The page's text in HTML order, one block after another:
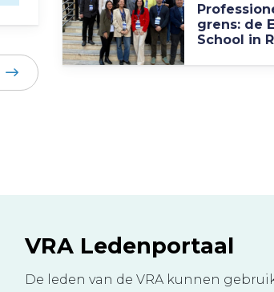
grens: de
School in
VRA Ledenportaal
De leden van de VRA kunnen